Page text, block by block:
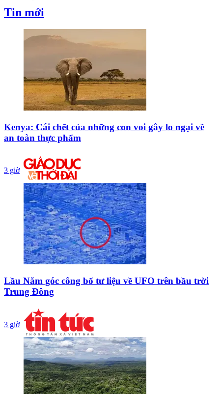
Tin mới
Kenya: Cái chết của những con voi gây lo ngại về
an toàn thực phẩm
3 giờ
Lầu Năm góc công bố tư liệu về UFO trên bầu trời
Trung Đông
3 giờ